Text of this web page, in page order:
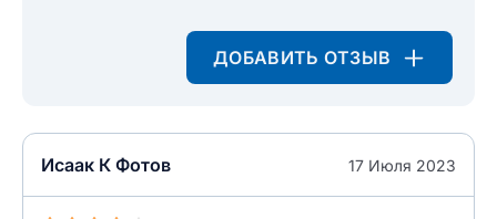
ДОБАВИТЬ ОТЗЫВ
Исаак К Фотов 17 Июля 2023
Как вы оцените судебный участок?
ОСТАВИТЬ ОТЗЫВ